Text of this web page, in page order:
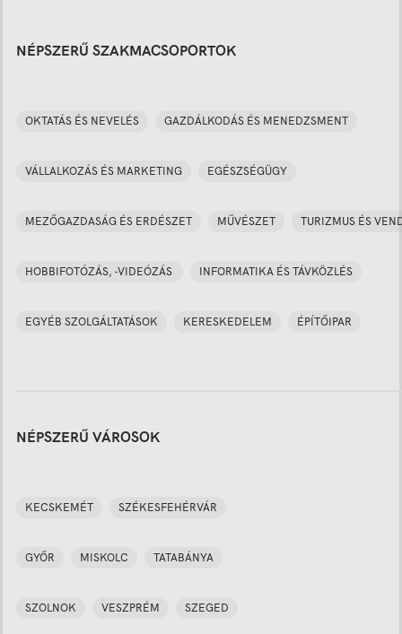
NÉPSZERŰ SZAKMACSOPORTOK
OKTATÁS ÉS NEVELÉS GAZDÁLKODÁS ÉS MENEDZSMENT
VÁLLALKOZÁS ÉS MARKETING EGÉSZSÉGÜGY
MEZŐGAZDASÁG ÉS ERDÉSZET MŰVÉSZET TURIZMUS ÉS
HOBBIFOTÓZÁS, -VIDEÓZÁS INFORMATIKA ÉS TÁVKÖZLÉS
EGYÉB SZOLGÁLTATÁSOK KERESKEDELEM ÉPÍTŐIPAR
NÉPSZERŰ VÁROSOK
KECSKEMÉT SZÉKESFEHÉRVÁR
GYŐR MISKOLC TATABÁNYA
SZOLNOK VESZPRÉM SZEGED